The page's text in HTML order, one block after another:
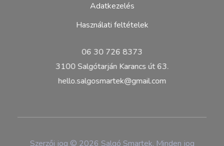
Adatkezelés
Használati feltételek
06 30 726 8373
3100 Salgótarján Karancs út 63.
hello.salgosmartek@gmail.com
Szerzői jog © 2026 Salgó Smartek. Minden jog